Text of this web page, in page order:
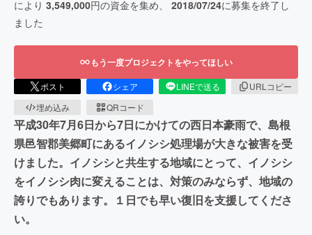
により 3,549,000円の資金を集め、 2018/07/24に募集を終了し
ました
もう一度プロジェクトをやってほしい
ポスト シェア LINEで送る
URLコピー
埋め込み
QRコード
平成30年7月6日から7日にかけての西日本豪雨で、島根
県邑智郡美郷町にあるイノシシ処理場が大きな被害を受
けました。イノシシと共生する地域にとって、イノシシ
をイノシシ肉に変えることは、対策のみならず、地域の
誇りでもあります。１日でも早い復旧を支援してくださ
い。